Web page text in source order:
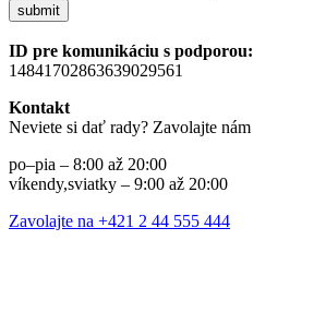
submit
ID pre komunikáciu s podporou:
14841702863639029561
Kontakt
Neviete si dať rady? Zavolajte nám
po–pia – 8:00 až 20:00
víkendy,sviatky – 9:00 až 20:00
Zavolajte na +421 2 44 555 444